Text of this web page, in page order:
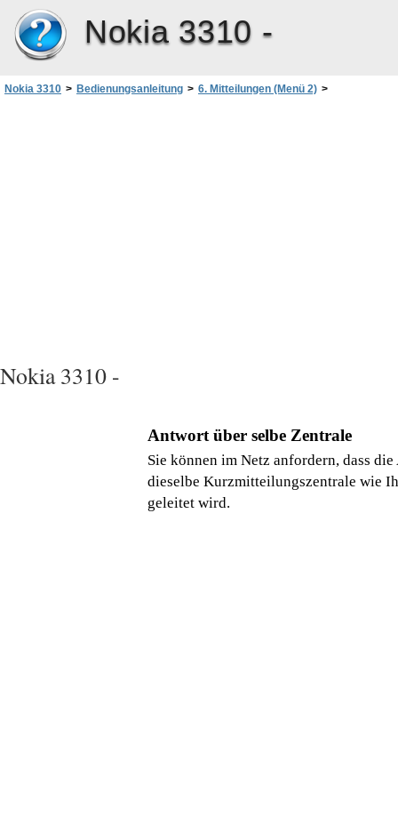
Nokia 3310 -
Nokia 3310 > Bedienungsanleitung > 6. Mitteilungen (Menü 2) >
Nokia 3310 -
Antwort über selbe Zentrale
Sie können im Netz anfordern, dass
dieselbe Kurzmitteilungszentrale wie
geleitet wird.